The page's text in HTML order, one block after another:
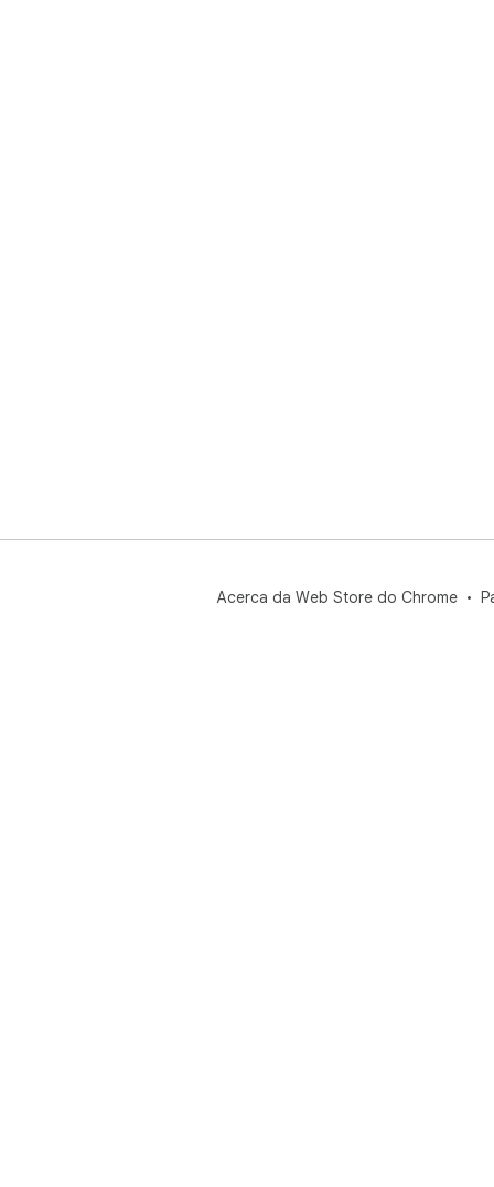
Acerca da Web Store do Chrome